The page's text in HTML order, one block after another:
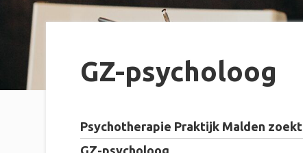
GZ-psycholoog
Psychotherapie Praktijk Malden zoekt
GZ-psycholoog